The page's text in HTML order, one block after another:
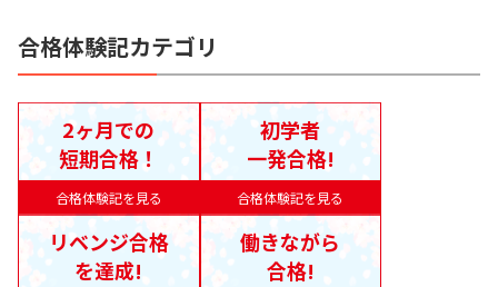
合格体験記カテゴリ
合格体験記を見る
2ヶ月での
短期合格！
合格体験記を見る
初学者
一発合格!
リベンジ合格
を達成!
働きながら
合格!